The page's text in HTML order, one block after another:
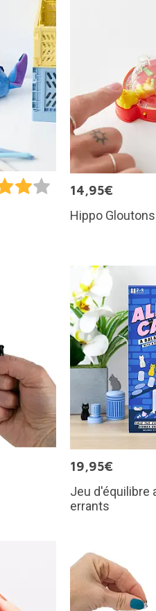
14,95€
Hippo
19,95€
Jeu d'équilibre
errants